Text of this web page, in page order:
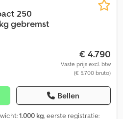
250
gebremst
€ 4.790
Vaste prijs excl. btw
(€ 5.700 bruto)
Bellen
1.000 kg, eerste registratie: